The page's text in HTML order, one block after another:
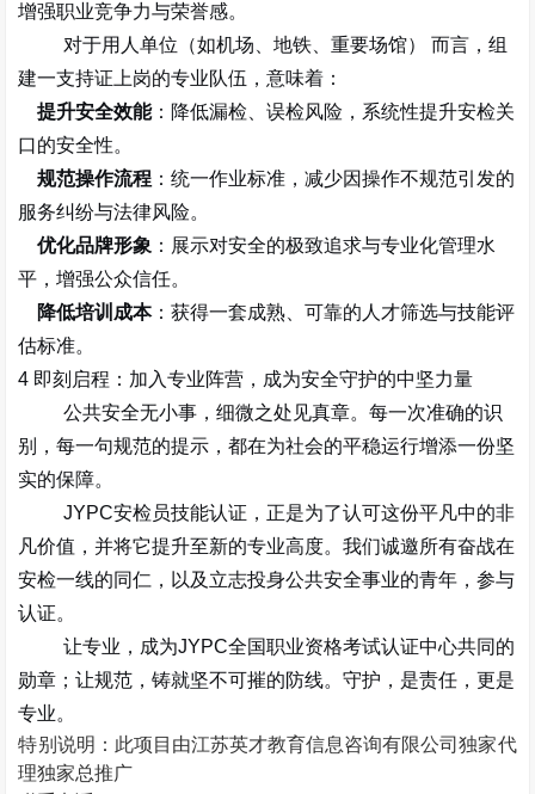
增强职业竞争力与荣誉感。
对于用人单位（如机场、地铁、重要场馆）
而言，组
建一支持证上岗的专业队伍，意味着：
提升安全效能：降低漏检、误检风险，系统性提升安检关
口的安全性。
规范操作流程 ：统一作业标准，减少因操作不规范引发的
服务纠纷与法律风险。
优化品牌形象 ：展示对安全的极致追求与专业化管理水
平，增强公众信任。
降低培训成本：获得一套成熟、可靠的人才筛选与技能评
估标准。
4 即刻启程：加入专业阵营，成为安全守护的中坚力量
公共安全无小事，细微之处见真章。每一次准确的识
别，每一句规范的提示，都在为社会的平稳运行增添一份坚
实的保障。
JYPC安检员技能认证，正是为了认可这份平凡中的非
凡价值 ，并将它提升至新的专业高度。我们诚邀所有奋战在
安检一线的同仁，以及立志投身公共安全事业的青年，参与
认证。
让专业，成为JYPC全国职业资格考试认证中心共同的
勋章；让规范，铸就坚不可摧的防线。守护，是责任，更是
专业。
特别说明： 此项目由江苏英才教育信息咨询有限公司独家代
理独家总推广